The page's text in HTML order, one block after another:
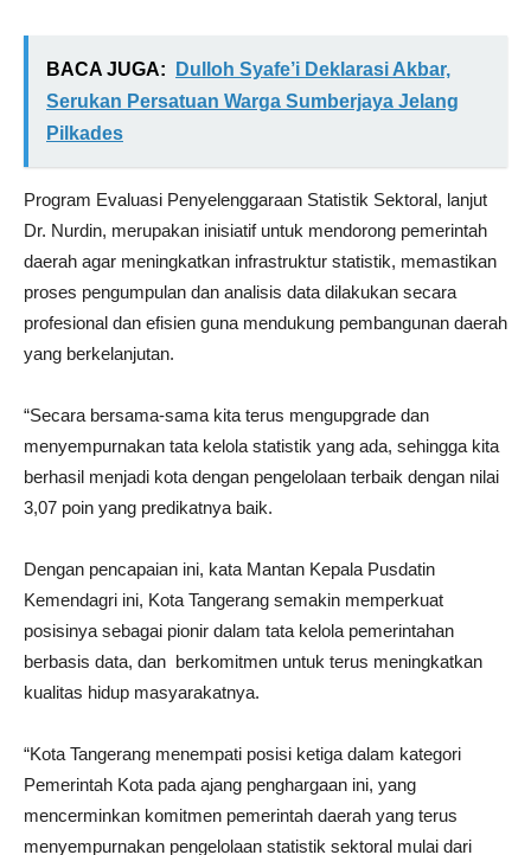
BACA JUGA:
Dulloh Syafe’i Deklarasi Akbar,
Serukan Persatuan Warga Sumberjaya Jelang
Pilkades
Program Evaluasi Penyelenggaraan Statistik Sektoral, lanjut
Dr. Nurdin, merupakan inisiatif untuk mendorong pemerintah
daerah agar meningkatkan infrastruktur statistik, memastikan
proses pengumpulan dan analisis data dilakukan secara
profesional dan efisien guna mendukung pembangunan daerah
yang berkelanjutan.
“Secara bersama-sama kita terus mengupgrade dan
menyempurnakan tata kelola statistik yang ada, sehingga kita
berhasil menjadi kota dengan pengelolaan terbaik dengan nilai
3,07 poin yang predikatnya baik.
Dengan pencapaian ini, kata Mantan Kepala Pusdatin
Kemendagri ini, Kota Tangerang semakin memperkuat
posisinya sebagai pionir dalam tata kelola pemerintahan
berbasis data, dan berkomitmen untuk terus meningkatkan
kualitas hidup masyarakatnya.
“Kota Tangerang menempati posisi ketiga dalam kategori
Pemerintah Kota pada ajang penghargaan ini, yang
mencerminkan komitmen pemerintah daerah yang terus
menyempurnakan pengelolaan statistik sektoral mulai dari